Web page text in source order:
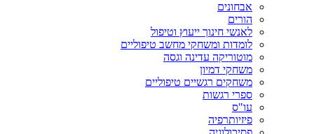
אבחונים
הורים
לאנשי חינוך ייעוץ וטיפול
לומדות ומשחקי מחשב טיפוליים
מוטוריקה עדינה וגסה
משחקי דמיון
משחקים רגשיים טיפוליים
ספרי רגשות
עו"ס
פיזיותרפיה